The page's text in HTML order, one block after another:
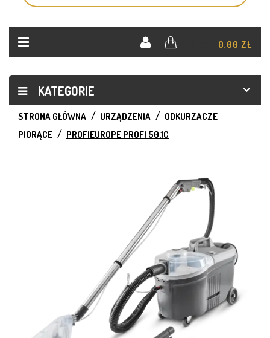
0,00 ZŁ
KATEGORIE
STRONA GŁÓWNA URZĄDZENIA
ODKURZACZE
PIORĄCE
PROFIEUROPE PROFI 50.1C